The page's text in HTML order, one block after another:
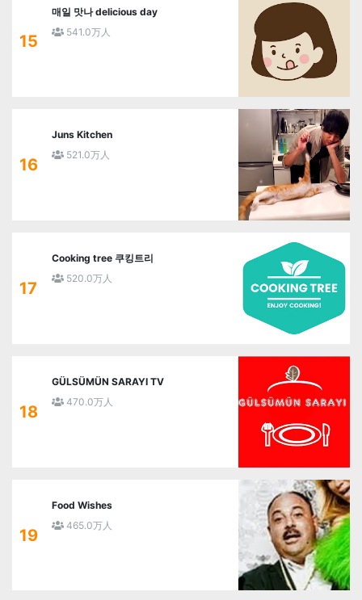
15
매일 맛나 delicious day
541.0万人
16
Juns Kitchen
521.0万人
17
Cooking tree 쿠킹트리
520.0万人
18
GÜLSÜMÜN SARAYI TV
470.0万人
19
Food Wishes
465.0万人